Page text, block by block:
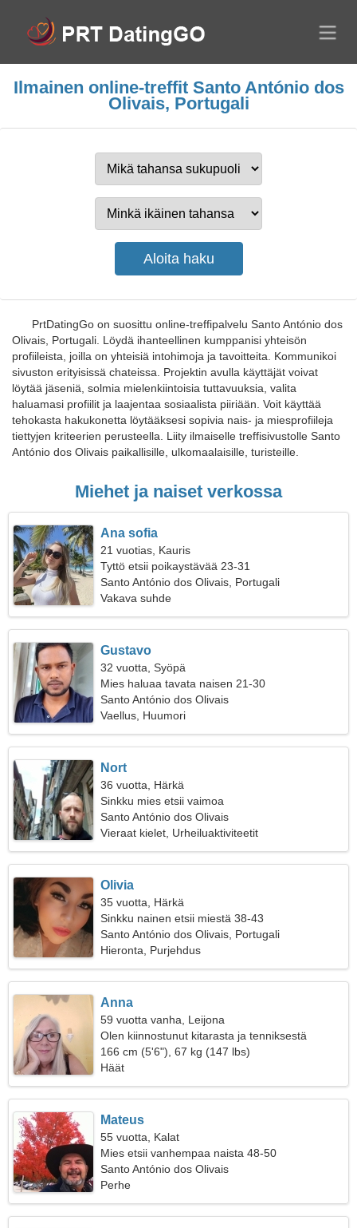
Ilmainen online-treffit Santo António dos
Olivais, Portugali
PrtDatingGo on suosittu online-treffipalvelu Santo António dos
Olivais, Portugali. Löydä ihanteellinen kumppanisi yhteisön
profiileista, joilla on yhteisiä intohimoja ja tavoitteita. Kommunikoi
sivuston erityisissä chateissa. Projektin avulla käyttäjät voivat
löytää jäseniä, solmia mielenkiintoisia tuttavuuksia, valita
haluamasi profiilit ja laajentaa sosiaalista piiriään. Voit käyttää
tehokasta hakukonetta löytääksesi sopivia nais- ja miesprofiileja
tiettyjen kriteerien perusteella. Liity ilmaiselle treffisivustolle Santo
António dos Olivais paikallisille, ulkomaalaisille, turisteille.
Miehet ja naiset verkossa
Ana sofia
21 vuotias, Kauris
Tyttö etsii poikaystävää 23-31
Santo António dos Olivais, Portugali
Vakava suhde
Gustavo
32 vuotta, Syöpä
Mies haluaa tavata naisen 21-30
Santo António dos Olivais
Vaellus, Huumori
Nort
36 vuotta, Härkä
Sinkku mies etsii vaimoa
Santo António dos Olivais
Vieraat kielet, Urheiluaktiviteetit
Olivia
35 vuotta, Härkä
Sinkku nainen etsii miestä 38-43
Santo António dos Olivais, Portugali
Hieronta, Purjehdus
Anna
59 vuotta vanha, Leijona
Olen kiinnostunut kitarasta ja tenniksestä
166 cm (5'6"), 67 kg (147 lbs)
Häät
Mateus
55 vuotta, Kalat
Mies etsii vanhempaa naista 48-50
Santo António dos Olivais
Perhe